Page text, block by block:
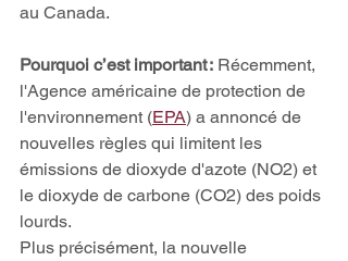
au Canada.
Pourquoi c’est important : Récemment,
l'Agence américaine de protection de
l'environnement (EPA) a annoncé de
nouvelles règles qui limitent les
émissions de dioxyde d'azote (NO2) et
le dioxyde de carbone (CO2) des poids
lourds.
Plus précisément, la nouvelle